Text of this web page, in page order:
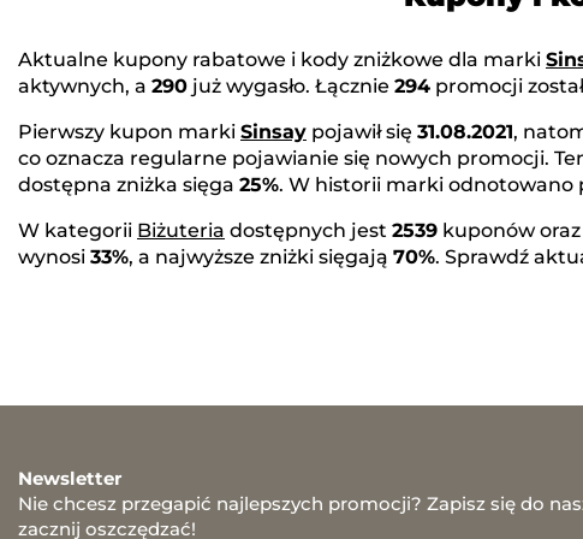
Aktualne kupony rabatowe i kody zniżkowe dla marki
aktywnych, a 290 już wygasło. Łącznie 294 promocji
Pierwszy kupon marki Sinsay pojawił się 31.08.2021,
co oznacza regularne pojawianie się nowych promocji.
dostępna zniżka sięga 25%. W historii marki odnotowano
W kategorii Biżuteria dostępnych jest 2539 kuponów oraz
wynosi 33%, a najwyższe zniżki sięgają 70%. Sprawdź
Newsletter
Nie chcesz przegapić najlepszych promocji? Zapisz się do
zacznij oszczędzać!